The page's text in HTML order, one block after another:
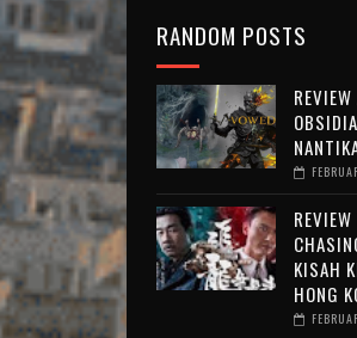
RANDOM POSTS
KISAH
HONG